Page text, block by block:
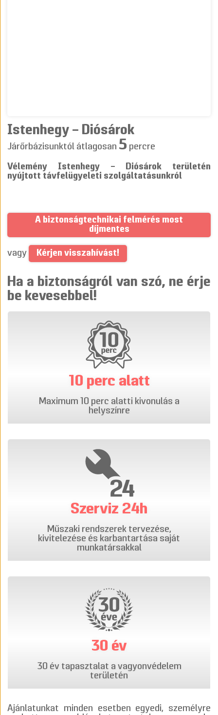
Istenhegy – Diósárok
Járőrbázisunktól átlagosan 5 percre
Vélemény Istenhegy – Diósárok területén
nyújtott távfelügyeleti szolgáltatásunkról
A biztonságtechnikai felmérés most
díjmentes
vagy Kérjen visszahívást!
Ha a biztonságról van szó, ne érje
be kevesebbel!
10 perc alatt
Maximum 10 perc alatti kivonulás a
helyszínre
Szerviz 24h
Műszaki rendszerek tervezése,
kivitelezése és karbantartása saját
munkatársakkal
30 év
30 év tapasztalat a vagyonvédelem
területén
Ajánlatunkat minden esetben egyedi, személyre